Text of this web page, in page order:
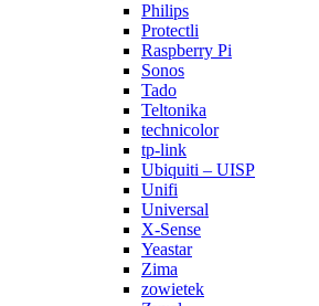
Philips
Protectli
Raspberry Pi
Sonos
Tado
Teltonika
technicolor
tp-link
Ubiquiti – UISP
Unifi
Universal
X-Sense
Yeastar
Zima
zowietek